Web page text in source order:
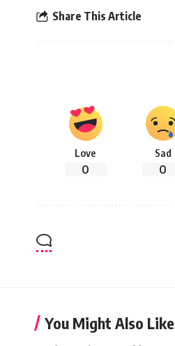
Share This Article
Love
0
Sad
0
You Might Also Like